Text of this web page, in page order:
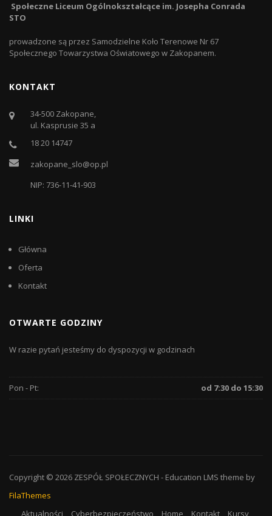
Społeczne Liceum Ogólnokształcące im. Josepha Conrada
STO
prowadzone są przez Samodzielne Koło Terenowe Nr 67
Społecznego Towarzystwa Oświatowego w Zakopanem.
KONTAKT
34-500 Zakopane,
ul. Kasprusie 35 a
18 20 14747
zakopane_slo@op.pl
NIP: 736-11-41-903
LINKI
Główna
Oferta
Kontakt
OTWARTE GODZINY
W razie pytań jesteśmy do dyspozycji w godzinach
Pon - Pt: od 7:30 do 15:30
Copyright © 2026 ZESPÓŁ SPOŁECZNYCH - Education LMS theme by
FilaThemes
Aktualności
Cyberbezpieczeństwo Home Kontakt Kursy